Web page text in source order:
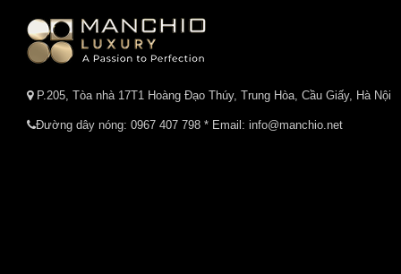
P.205, Tòa nhà 17T1 Hoàng Đạo Thúy, Trung Hòa, Cầu Giấy, Hà Nội
Đường dây nóng: 0967 407 798 * Email: info@manchio.net